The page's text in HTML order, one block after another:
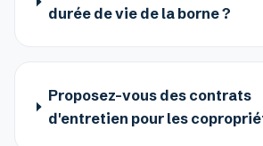
durée de vie de la borne ?
Proposez-vous des contrats
d'entretien pour les